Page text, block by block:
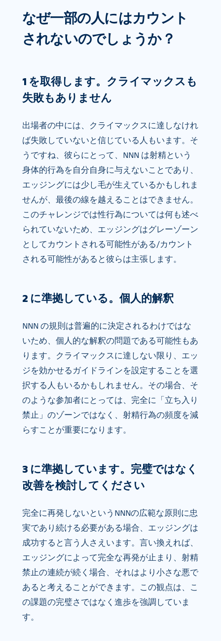
なぜ一部の人にはカウント
されないのでしょうか？
1 を取得します。クライマックスも
失敗もありません
出場者の中には、クライマックスに達しなけれ
ば失敗していないと信じている人もいます。そ
うですね、彼らにとって、NNN は射精という
身体的行為を自分自身に与えないことであり、
エッジングには少し毛が生えているかもしれま
せんが、最後の線を越えることはできません。
このチャレンジでは性行為については何も述べ
られていないため、エッジングはグレーゾーン
としてカウントされる可能性がある/カウント
される可能性があると彼らは主張します。
2 に準拠している。個人的解釈
NNN の規則は普遍的に決定されるわけではな
いため、個人的な解釈の問題である可能性もあ
ります。クライマックスに達しない限り、エッ
ジを効かせるガイドラインを設定することを選
択する人もいるかもしれません。その場合、そ
のような参加者にとっては、完全に「立ち入り
禁止」のゾーンではなく、射精行為の頻度を減
らすことが重要になります。
3 に準拠しています。完璧ではなく
改善を検討してください
完全に再発しないというNNNの広範な原則に忠
実であり続ける必要がある場合、エッジングは
成功すると言う人さえいます。言い換えれば、
エッジングによって完全な再発が止まり、射精
禁止の連続が続く場合、それはより小さな悪で
あると考えることができます。この観点は、こ
の課題の完璧さではなく進歩を強調していま
す。